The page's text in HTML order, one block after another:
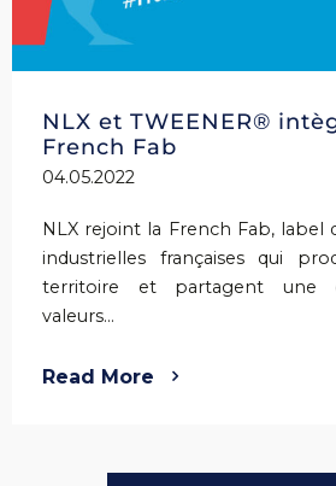
NLX et TWEENER®
French Fab
04.05.2022
NLX rejoint la French Fab, label
industrielles françaises qui
territoire et partagent une
valeurs...
Read More